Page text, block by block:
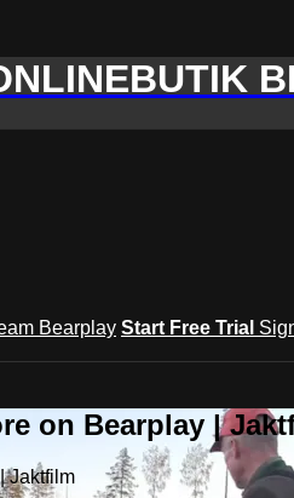
Bearplay Start Free Trial
on Bearplay |
Jaktfilm